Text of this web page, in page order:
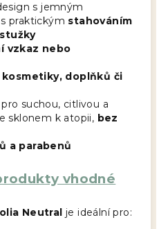
s jemným
praktickým stahováním
vzkaz nebo
doplňků či
suchou, citlivou a
sklonem k atopii, bez
a parabenů
vhodné
Neutral je ideální pro: